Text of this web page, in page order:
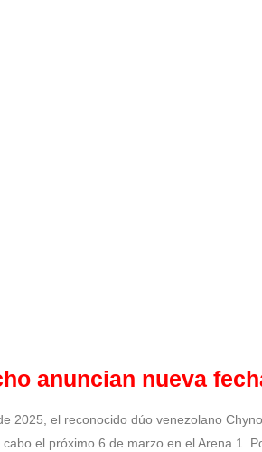
anuncian nueva
2025, el reconocido dúo venezolano
el próximo 6 de marzo en el Arena 1.